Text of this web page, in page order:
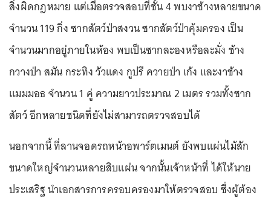
สิ่งผิดกฎหมาย แต่เมื่อตรวจสอบที่ชั้น 4 พบงาช้างหลายขนาด
จำนวน 119 กิ่ง ซากสัตว์ป่าสงวน ซากสัตว์ป่าคุ้มครอง เป็น
จำนวนมากอยู่ภายในห้อง พบเป็นซากละองหรือละมั่ง ช้าง
กวางป่า สมัน กระทิง วัวแดง กูปรี ควายป่า เก้ง และงาช้าง
แมมมอธ จำนวน 1 คู่ ความยาวประมาณ 2 เมตร รวมทั้งซาก
สัตว์ อีกหลายชนิดที่ยังไม่สามารถตรวจสอบได้
นอกจากนี้ ที่ลานจอดรถหน้าอพาร์ตเมนต์ ยังพบแผ่นไม้สัก
ขนาดใหญ่จำนวนหลายสิบแผ่น จากนั้นเจ้าหน้าที่ ได้ให้นาย
ประเสริฐ นำเอกสารการครอบครองมาให้ตรวจสอบ ซึ่งผู้ต้อง